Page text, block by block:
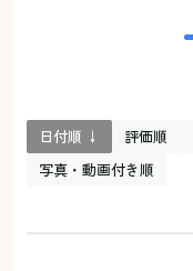
日付順 ↓ 評価順
写真・動画付き順